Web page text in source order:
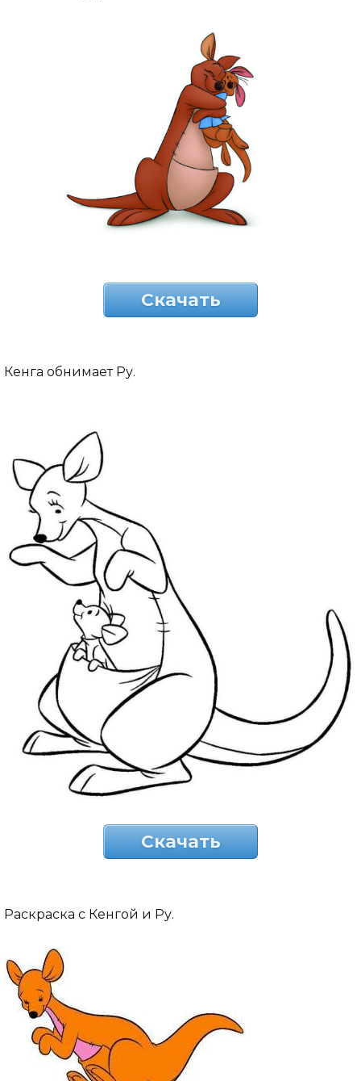
Скачать
Кенга обнимает Ру.
Скачать
Раскраска с Кенгой и Ру.